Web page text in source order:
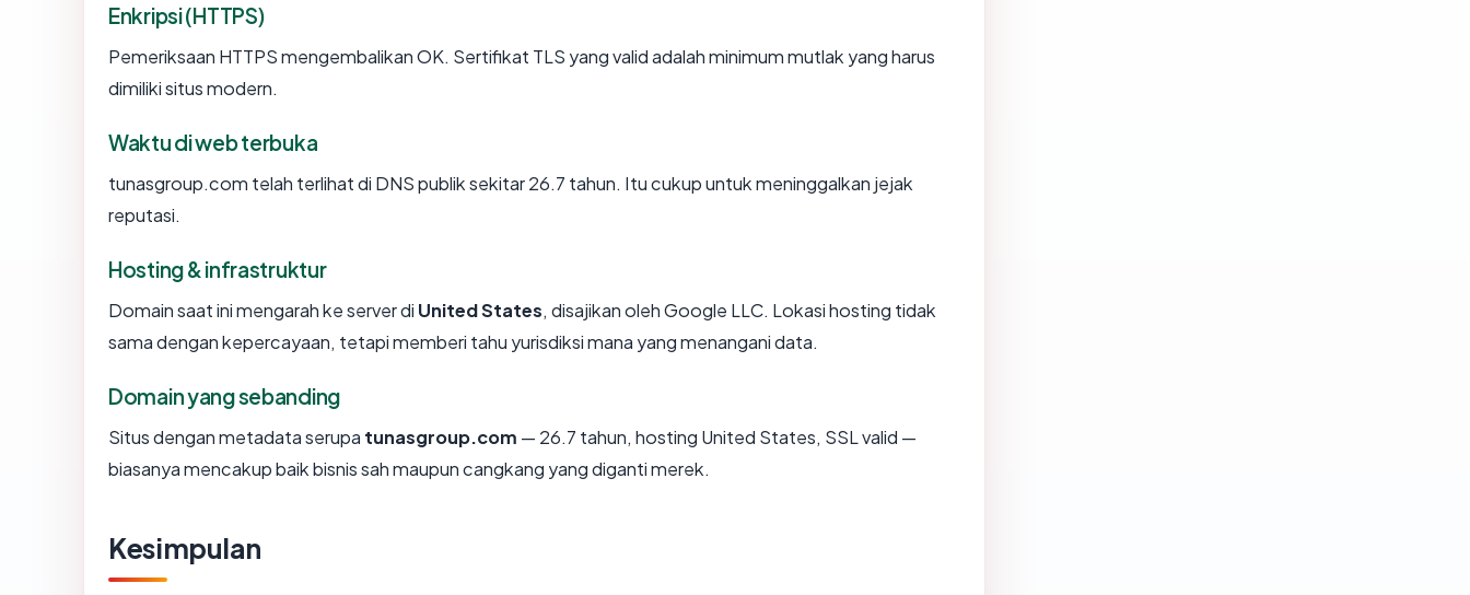
Enkripsi (HTTPS)
Pemeriksaan HTTPS mengembalikan OK. Sertifikat TLS yang valid adalah minimum mutlak yang harus
dimiliki situs modern.
Waktu di web terbuka
tunasgroup.com telah terlihat di DNS publik sekitar 26.7 tahun. Itu cukup untuk meninggalkan jejak
reputasi.
Hosting & infrastruktur
Domain saat ini mengarah ke server di United States, disajikan oleh Google LLC. Lokasi hosting tidak
sama dengan kepercayaan, tetapi memberi tahu yurisdiksi mana yang menangani data.
Domain yang sebanding
Situs dengan metadata serupa tunasgroup.com — 26.7 tahun, hosting United States, SSL valid —
biasanya mencakup baik bisnis sah maupun cangkang yang diganti merek.
Kesimpulan